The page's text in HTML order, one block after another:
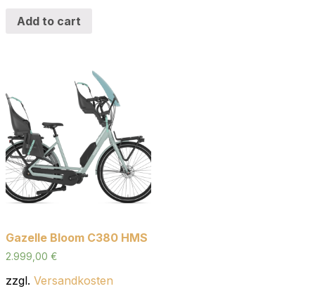
Add to cart
Gazelle Bloom C380 HMS
2.999,00 €
zzgl. Versandkosten